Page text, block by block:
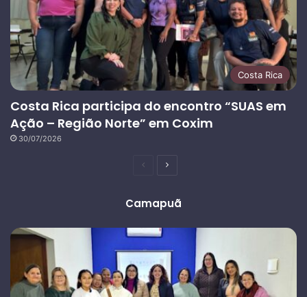
Costa Rica
Costa Rica participa do encontro “SUAS em
Ação – Região Norte” em Coxim
30/07/2026
PáginaPróxima
Camapuã